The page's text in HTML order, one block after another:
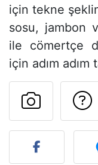
için tekne
sosu, jambon
ile cömertçe
için adım adım
Bu